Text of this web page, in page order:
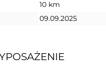
10 km
09.09.2025